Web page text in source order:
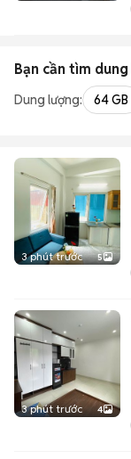
Bạn cần tìm
Dung lượng: 64 GB
3 phút trước 5
3 phút trước 4